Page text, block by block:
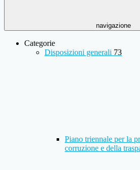
navigazione
Categorie
Disposizioni generali 73
Piano triennale per la
corruzione e della